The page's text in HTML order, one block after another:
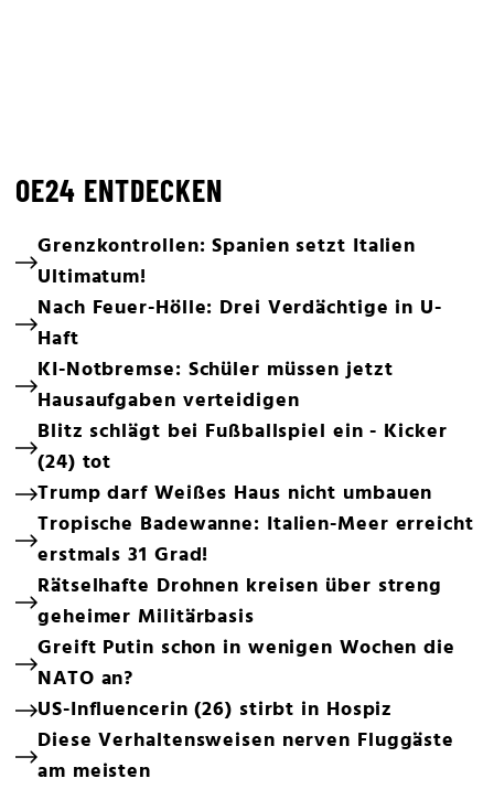
OE24 ENTDECKEN
Grenzkontrollen: Spanien setzt Italien
Ultimatum!
Nach Feuer-Hölle: Drei Verdächtige in U-
Haft
KI-Notbremse: Schüler müssen jetzt
Hausaufgaben verteidigen
Blitz schlägt bei Fußballspiel ein - Kicker
(24) tot
Trump darf Weißes Haus nicht umbauen
Tropische Badewanne: Italien-Meer erreicht
erstmals 31 Grad!
Rätselhafte Drohnen kreisen über streng
geheimer Militärbasis
Greift Putin schon in wenigen Wochen die
NATO an?
US-Influencerin (26) stirbt in Hospiz
Diese Verhaltensweisen nerven Fluggäste
am meisten